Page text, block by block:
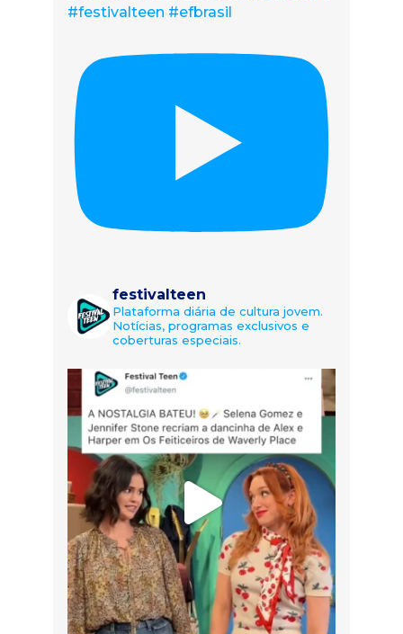
#festivalteen #efbrasil
festivalteen
Plataforma diária de cultura jovem.
Notícias, programas exclusivos e
coberturas especiais.